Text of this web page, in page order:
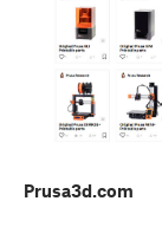
Prusa3d.com